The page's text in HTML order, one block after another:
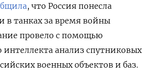
, что Россия понесла
в танках за время войны
провело с помощью
интеллекта анализ спутниковых
военных объектов и баз.